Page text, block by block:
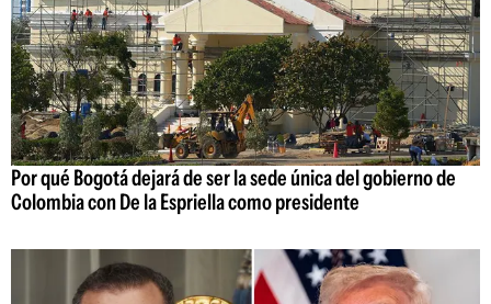
Por qué Bogotá dejará de ser la sede única del gobierno de
Colombia con De la Espriella como presidente